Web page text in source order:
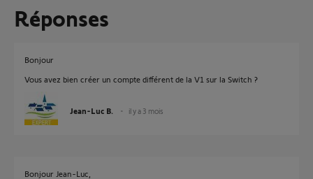
Réponses
Bonjour
Vous avez bien créer un compte différent de la V1 sur la Switch ?
Jean-Luc B. il y a 3 mois
Bonjour Jean-Luc,